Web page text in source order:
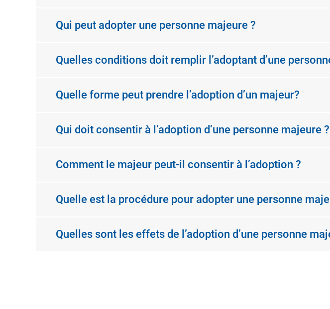
Qui peut adopter une personne majeure ?
Quelles conditions doit remplir l’adoptant d’une
Quelle forme peut prendre l’adoption d’un majeur?
Qui doit consentir à l’adoption d’une personne majeure ?
Comment le majeur peut-il consentir à l’adoption ?
Quelle est la procédure pour adopter une personne
Quelles sont les effets de l’adoption d’une personne